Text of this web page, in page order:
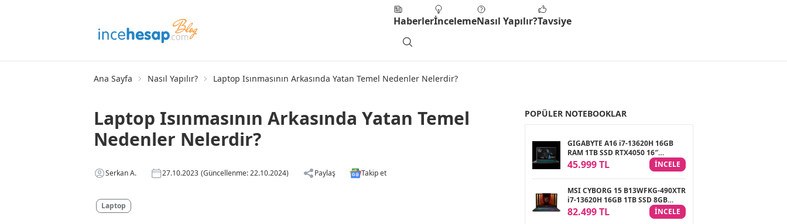
HaberlerİncelemeNasıl Yapılır?Tavsiye
Ana Sayfa Nasıl Yapılır? Laptop Isınmasının Arkasında Yatan Temel Nedenler Nelerdir?
Laptop Isınmasının Arkasında Yatan Temel
Nedenler Nelerdir?
Serkan A. 27.10.2023 (Güncellenme: 22.10.2024) Paylaş Takip et
Laptop
POPÜLER NOTEBOOKLAR
GIGABYTE A16 i7-13620H 16GB
RAM 1TB SSD RTX4050 16″
FreeDOS Gaming Notebook
45.999 TL INCELE
MSI CYBORG 15 B13WFKG-490XTR
i7-13620H 16GB 1TB SSD 8GB
RTX5060 8GB 15.6″ FHD 144Hz
FreeDOS Gaming Notebook
82.499 TL INCELE